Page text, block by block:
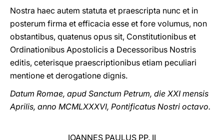
Nostra haec autem statuta et praescripta nunc et in
posterum firma et efficacia esse et fore volumus, non
obstantibus, quatenus opus sit, Constitutionibus et
Ordinationibus Apostolicis a Decessoribus Nostris
editis, ceterisque praescriptionibus etiam peculiari
mentione et derogatione dignis.
Datum Romae, apud Sanctum Petrum, die XXI mensis
Aprilis, anno MCMLXXXVI, Pontificatus Nostri octavo.
IOANNES PAULUS PP. II